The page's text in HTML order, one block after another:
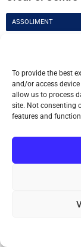
To provide the best
and/or access
allow us to process
site. Not consenting
features and
ASSOLIMENT
26. Acabar les
Sant Jordi en
27. Promoure
l’Escola de
pintura, la
28. Dotar la
convertir-la en
Albéniz per